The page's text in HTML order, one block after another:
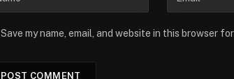
Save my name, email, and website in this browser